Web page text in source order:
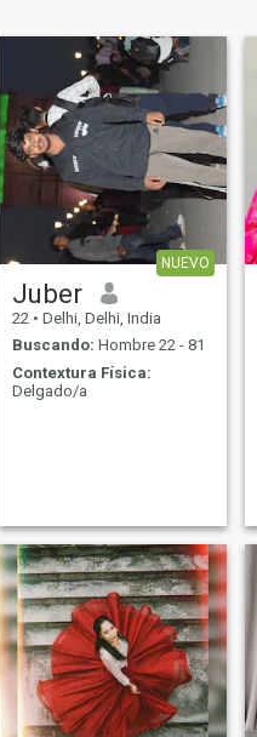
NUEVO
Juber
22 • Delhi, Delhi, India
Buscando: Hombre 22 - 81
Contextura Física:
Delgado/a